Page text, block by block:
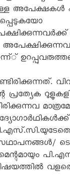
അപേക്ഷകൾ
സഥാപനങ്ങൾ/